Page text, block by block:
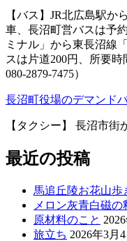
【バス】JR北広島駅か
車、長沼町営バスは予
ミナル」から東長沼線
スは片道200円、所要時
080-2879-7475）
長沼町役場のデマンド
【タクシー】 長沼市街
最近の投稿
馬追丘陵お花山歩
メロン灰青白磁の
原材料のこと
旅立ち 2026年3月4